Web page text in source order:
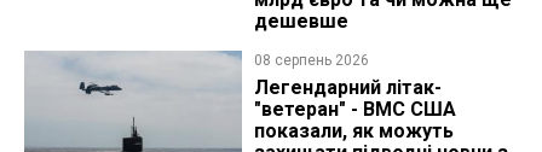
дешевше
08 серпень 2026
Легендарний літак-
"ветеран" - ВМС США
показали, як можуть